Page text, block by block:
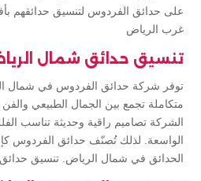
على حدائق الفردوس لتنسيق حدائقهم
غرب الرياض
تنسيق حدائق شمال
توفر شركة حدائق الفردوس في شمال
متكاملة تجمع بين الجمال الطبيعي
الشركة تصاميم راقية وحديثة تناسب
الواسعة. لذلك تُصنّف حدائق الفردوس
الحدائق في شمال الرياض. تنسيق